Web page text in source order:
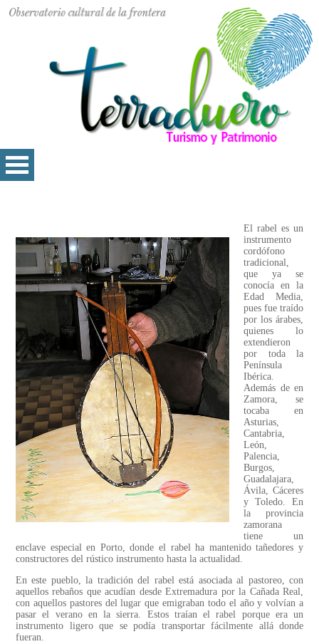
El rabel es un
instrumento
cordófono
tradicional,
que ya se
conocía en la
Edad Media,
pues fue traído
por los árabes,
quienes lo
extendieron
por toda la
Península
Ibérica.
Además de en
Zamora, se
tocaba en
Asturias,
Cantabria,
León,
Palencia,
Burgos,
Guadalajara,
Ávila, Cáceres
y Toledo. En
la provincia
zamorana
tiene un
enclave especial en Porto, donde el rabel ha mantenido tañedores y
constructores del rústico instrumento hasta la actualidad.
En este pueblo, la tradición del rabel está asociada al pastoreo, con
aquellos rebaños que acudían desde Extremadura por la Cañada Real,
con aquellos pastores del lugar que emigraban todo el año y volvían a
pasar el verano en la sierra. Estos traían el rabel porque era un
instrumento ligero que se podía transportar fácilmente allá donde
fueran.